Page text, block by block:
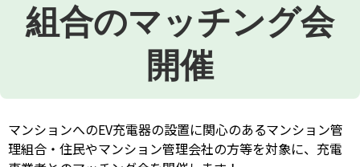
組合のマッチング会
開催
マンションへのEV充電器の設置に関心のあるマンション管
理組合・住民やマンション管理会社の方等を対象に、充電